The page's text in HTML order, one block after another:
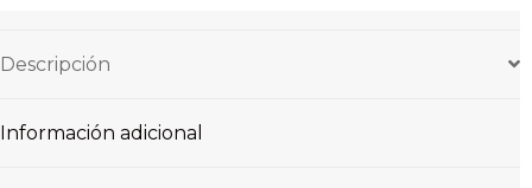
Descripción
Información adicional